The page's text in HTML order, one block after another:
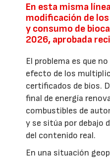
En esta misma
modificación de
y consumo de
2026, aprobada
El problema es que
efecto de los
certificados de bios.
final de energía
combustibles de
y se sitúa por debajo
del contenido real.
En una situación